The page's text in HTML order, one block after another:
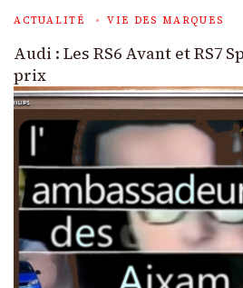
ACTUALITÉ VIE DES MARQUES
Audi : Les RS6 Avant et RS7
prix